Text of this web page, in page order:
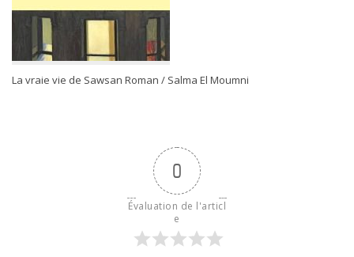
La vraie vie de Sawsan Roman / Salma El Moumni
0
Évaluation de l'articl
e